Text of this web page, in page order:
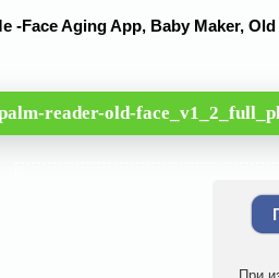
-Face Aging App, Baby Maker,
reader-old-